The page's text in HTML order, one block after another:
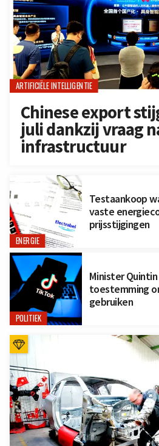
ARTIFICIËLE INTELLIGENTIE
Chinese export
juli dankzij vraag
infrastructuur
ENERGIE
Testaankoop
vaste
prijsstijgingen
POLITIEK
Minister
toestemming
gebruiken